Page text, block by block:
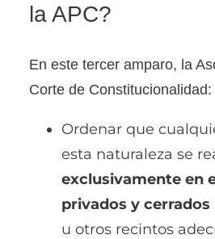
la APC?
En este tercer amparo, la
Corte de Constitucionalidad:
Ordenar que
esta naturaleza se
exclusivamente en
privados y cerrados
u otros recintos